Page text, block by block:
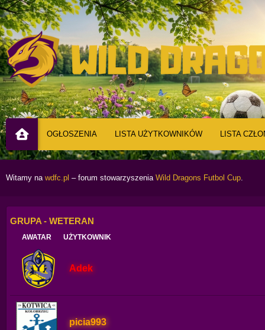
OGŁOSZENIA LISTA UŻYTKOWNIKÓW LISTA
Witamy na wdfc.pl – forum stowarzyszenia Wild Dragons Futbol Cup.
GRUPA - WETERAN
AWATAR UŻYTKOWNIK
Adek
picia993